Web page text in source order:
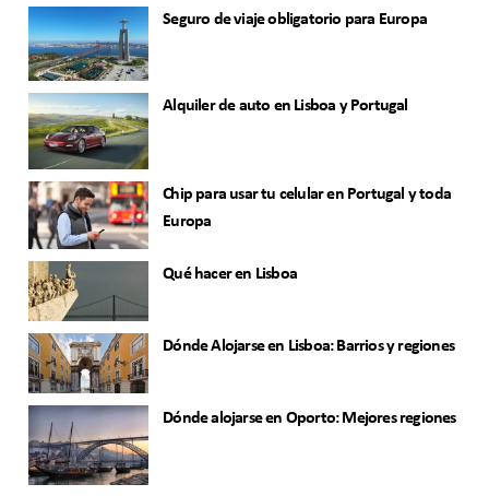
Seguro de viaje obligatorio para Europa
Alquiler de auto en Lisboa y Portugal
Chip para usar tu celular en Portugal y toda
Europa
Qué hacer en Lisboa
Dónde Alojarse en Lisboa: Barrios y regiones
Dónde alojarse en Oporto: Mejores regiones